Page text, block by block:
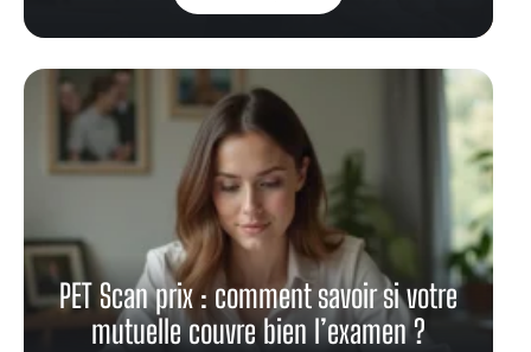
PET Scan prix : comment savoir si votre
mutuelle couvre bien l’examen ?